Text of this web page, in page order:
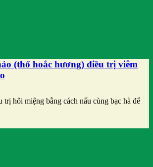
(thổ hoắc hương) điều trị viêm
trị hôi miệng bằng cách nấu cùng bạc hà để